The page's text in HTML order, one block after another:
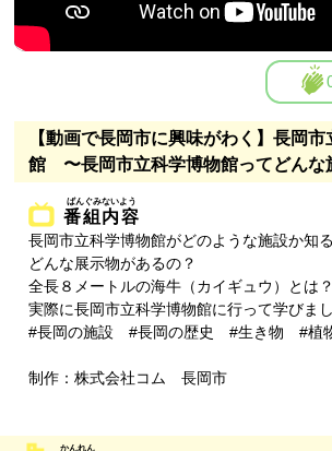
【動画で長岡市に興味がわく】長岡
館 〜長岡市立科学博物館ってどんな
番組内容
長岡市立科学博物館がどのような施設か知
どんな展示物があるの？
全長８メートルの海牛（カイギュウ）とは？
実際に長岡市立科学博物館に行って学びま
#長岡の施設 #長岡の歴史 #生き物 #植
制作：株式会社コム 長岡市